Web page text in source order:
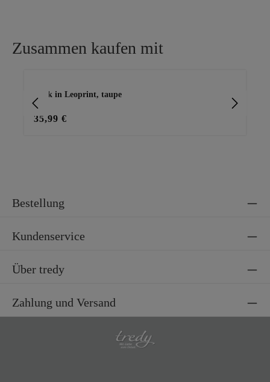
Zusammen kaufen mit
Rock in Leoprint, taupe
35,99 €
Bestellung
Kundenservice
Über tredy
Zahlung und Versand